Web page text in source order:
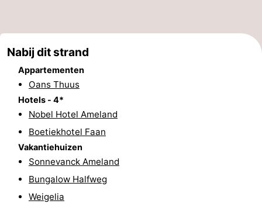
-
Boerderijen
Speeltuinen
Minigolfbanen
Natuur
Rondleidingen
Sporten
Nabij dit strand
Appartementen
Oans Thuus
Hotels - 4*
Nobel Hotel Ameland
Boetiekhotel Faan
Vakantiehuizen
Sonnevanck Ameland
Bungalow Halfweg
Weigelia